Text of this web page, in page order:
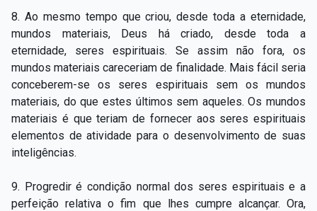
8. Ao mesmo tempo que criou, desde toda a eternidade,
mundos materiais, Deus há criado, desde toda a
eternidade, seres espirituais. Se assim não fora, os
mundos materiais careceriam de finalidade. Mais fácil seria
conceberem-­se os seres espirituais sem os mundos
materiais, do que estes últimos sem aqueles. Os mundos
materiais é que teriam de fornecer aos seres espirituais
elementos de atividade para o desenvolvimento de suas
inteligências.
9. Progredir é condição normal dos seres espirituais e a
perfeição relativa o fim que lhes cumpre alcançar. Ora,